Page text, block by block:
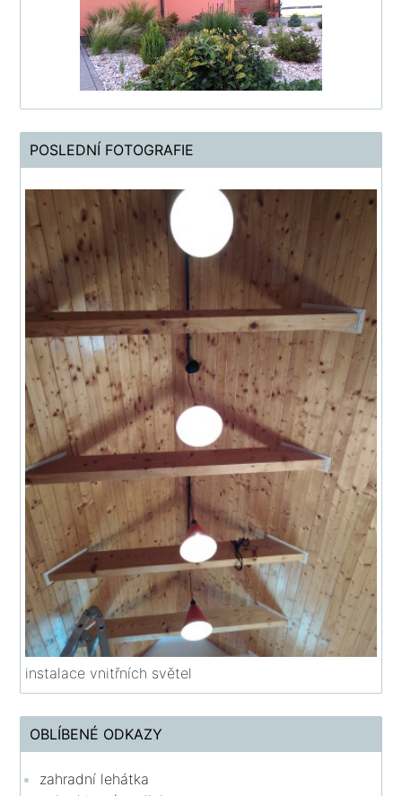
POSLEDNÍ FOTOGRAFIE
instalace vnitřních světel
OBLÍBENÉ ODKAZY
zahradní lehátka